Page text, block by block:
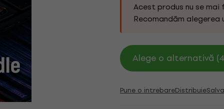
Acest produs nu se
Recomandăm alegerea
Alege o alternativă
Pune o intrebareDistribuie